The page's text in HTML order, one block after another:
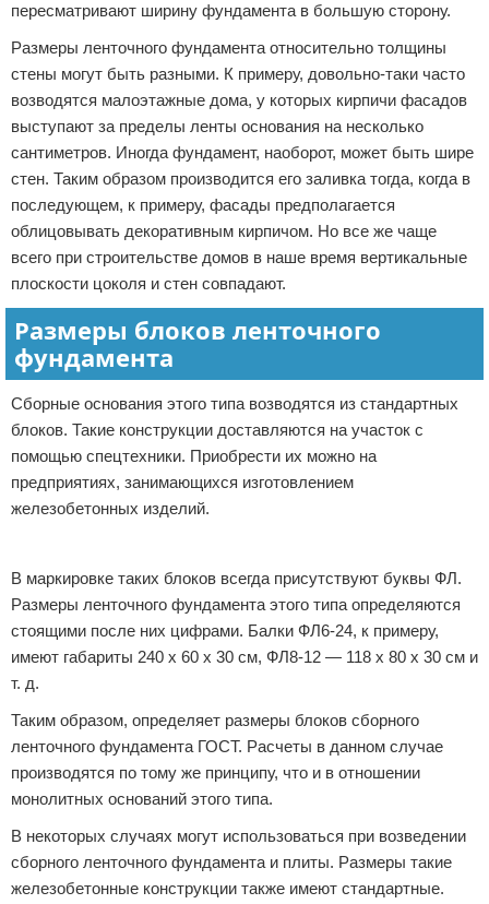
пересматривают ширину фундамента в большую сторону.
Размеры ленточного фундамента относительно толщины
стены могут быть разными. К примеру, довольно-таки часто
возводятся малоэтажные дома, у которых кирпичи фасадов
выступают за пределы ленты основания на несколько
сантиметров. Иногда фундамент, наоборот, может быть шире
стен. Таким образом производится его заливка тогда, когда в
последующем, к примеру, фасады предполагается
облицовывать декоративным кирпичом. Но все же чаще
всего при строительстве домов в наше время вертикальные
плоскости цоколя и стен совпадают.
Размеры блоков ленточного
фундамента
Сборные основания этого типа возводятся из стандартных
блоков. Такие конструкции доставляются на участок с
помощью спецтехники. Приобрести их можно на
предприятиях, занимающихся изготовлением
железобетонных изделий.
В маркировке таких блоков всегда присутствуют буквы ФЛ.
Размеры ленточного фундамента этого типа определяются
стоящими после них цифрами. Балки ФЛ6-24, к примеру,
имеют габариты 240 х 60 х 30 см, ФЛ8-12 — 118 х 80 х 30 см и
т. д.
Таким образом, определяет размеры блоков сборного
ленточного фундамента ГОСТ. Расчеты в данном случае
производятся по тому же принципу, что и в отношении
монолитных оснований этого типа.
В некоторых случаях могут использоваться при возведении
сборного ленточного фундамента и плиты. Размеры такие
железобетонные конструкции также имеют стандартные.